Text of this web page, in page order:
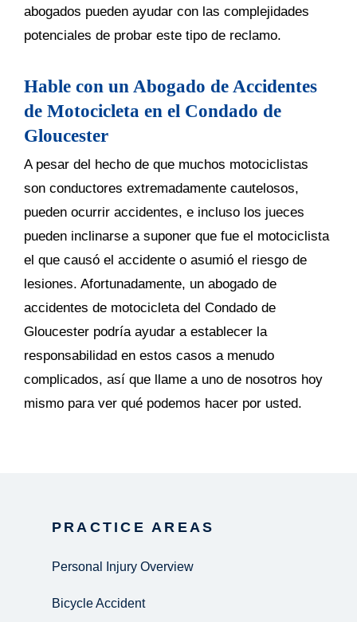
PRACTICE AREAS
Personal Injury Overview
Bicycle Accident
abogados pueden ayudar con las complejidades
potenciales de probar este tipo de reclamo.
Hable con un Abogado de Accidentes
de Motocicleta en el Condado de
Gloucester
A pesar del hecho de que muchos motociclistas
son conductores extremadamente cautelosos,
pueden ocurrir accidentes, e incluso los jueces
pueden inclinarse a suponer que fue el motociclista
el que causó el accidente o asumió el riesgo de
lesiones. Afortunadamente, un abogado de
accidentes de motocicleta del Condado de
Gloucester podría ayudar a establecer la
responsabilidad en estos casos a menudo
complicados, así que llame a uno de nosotros hoy
mismo para ver qué podemos hacer por usted.